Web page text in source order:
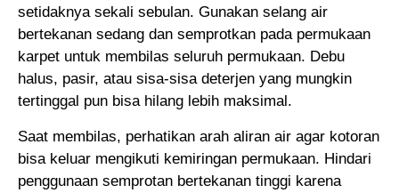
setidaknya sekali sebulan. Gunakan selang air
bertekanan sedang dan semprotkan pada permukaan
karpet untuk membilas seluruh permukaan. Debu
halus, pasir, atau sisa-sisa deterjen yang mungkin
tertinggal pun bisa hilang lebih maksimal.
Saat membilas, perhatikan arah aliran air agar kotoran
bisa keluar mengikuti kemiringan permukaan. Hindari
penggunaan semprotan bertekanan tinggi karena